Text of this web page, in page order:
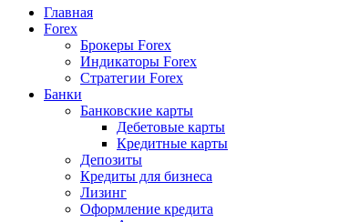
Главная
Forex
Брокеры Forex
Индикаторы Forex
Стратегии Forex
Банки
Банковские карты
Дебетовые карты
Кредитные карты
Депозиты
Кредиты для бизнеса
Лизинг
Оформление кредита